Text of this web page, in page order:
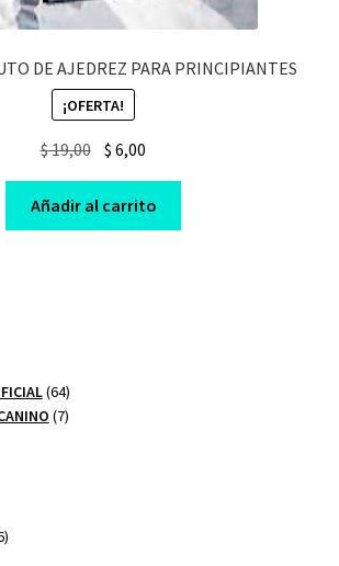
DE AJEDREZ PARA PRINCIPIANTES
¡OFERTA!
$19,00 Original
price
was:
$ 19,00.
$ 6,00
price
is:
$ 6,00.
Añadir al carrito
6464
productos
77
46